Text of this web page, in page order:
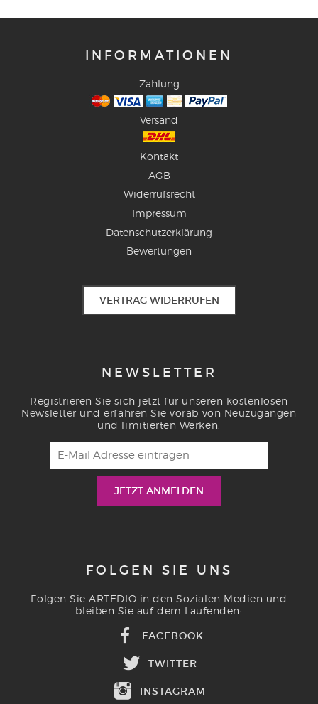
INFORMATIONEN
Zahlung
Versand
Kontakt
AGB
Widerrufsrecht
Impressum
Datenschutzerklärung
Bewertungen
VERTRAG WIDERRUFEN
NEWSLETTER
Registrieren Sie sich jetzt für unseren kostenlosen
Newsletter und erfahren Sie vorab von Neuzugängen
und limitierten Werken.
FOLGEN SIE UNS
Folgen Sie ARTEDIO in den Sozialen Medien und
bleiben Sie auf dem Laufenden:
FACEBOOK
TWITTER
INSTAGRAM